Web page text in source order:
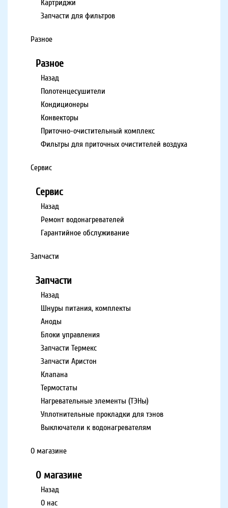
Картриджи
Запчасти для фильтров
Разное
Разное
Назад
Полотенцесушители
Кондиционеры
Конвекторы
Приточно-очистительный комплекс
Фильтры для приточных очистителей воздуха
Сервис
Сервис
Назад
Ремонт водонагревателей
Гарантийное обслуживание
Запчасти
Запчасти
Назад
Шнуры питания, комплекты
Аноды
Блоки управления
Запчасти Термекс
Запчасти Аристон
Клапана
Термостаты
Нагревательные элементы (ТЭНы)
Уплотнительные прокладки для тэнов
Выключатели к водонагревателям
О магазине
О магазине
Назад
О нас